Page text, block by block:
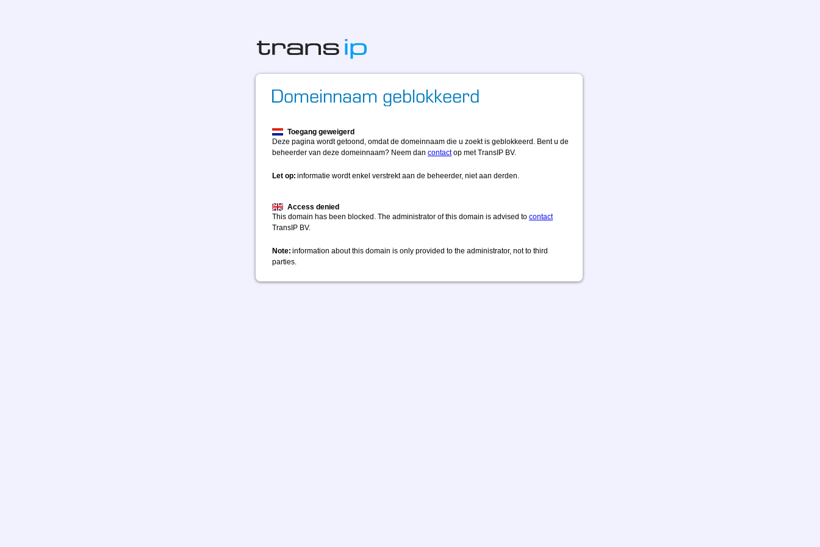
Toegang geweigerd
Deze pagina wordt getoond, omdat de domeinnaam die u zoekt is geblokkeerd. Bent u de
beheerder van deze domeinnaam? Neem dan contactop met TransIP BV.
Let op: informatie wordt enkel verstrekt aan de beheerder, niet aan derden.
Access denied
This domain has been blocked. The administrator of this domain is advised to contact
TransIP BV.
Note: information about this domain is only provided to the administrator, not to third
parties.